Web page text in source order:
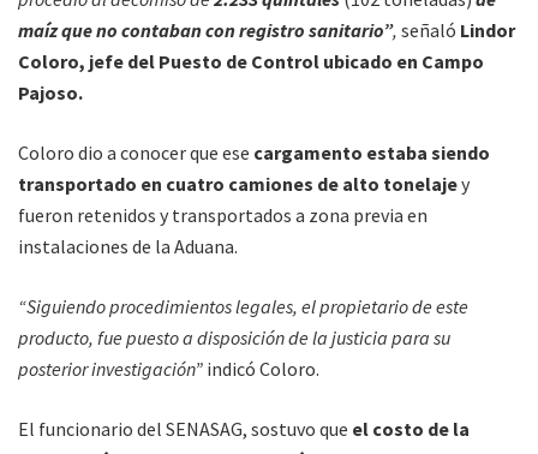
maíz que no contaban con registro sanitario”, señaló Lindor
Coloro, jefe del Puesto de Control ubicado en Campo
Pajoso.
Coloro dio a conocer que ese cargamento estaba siendo
transportado en cuatro camiones de alto tonelajey
fueron retenidos y transportados a zona previa en
instalaciones de la Aduana.
“Siguiendo procedimientos legales, el propietario de este
producto, fue puesto a disposición de la justicia para su
posterior investigación” indicó Coloro.
El funcionario del SENASAG, sostuvo que el costo de la